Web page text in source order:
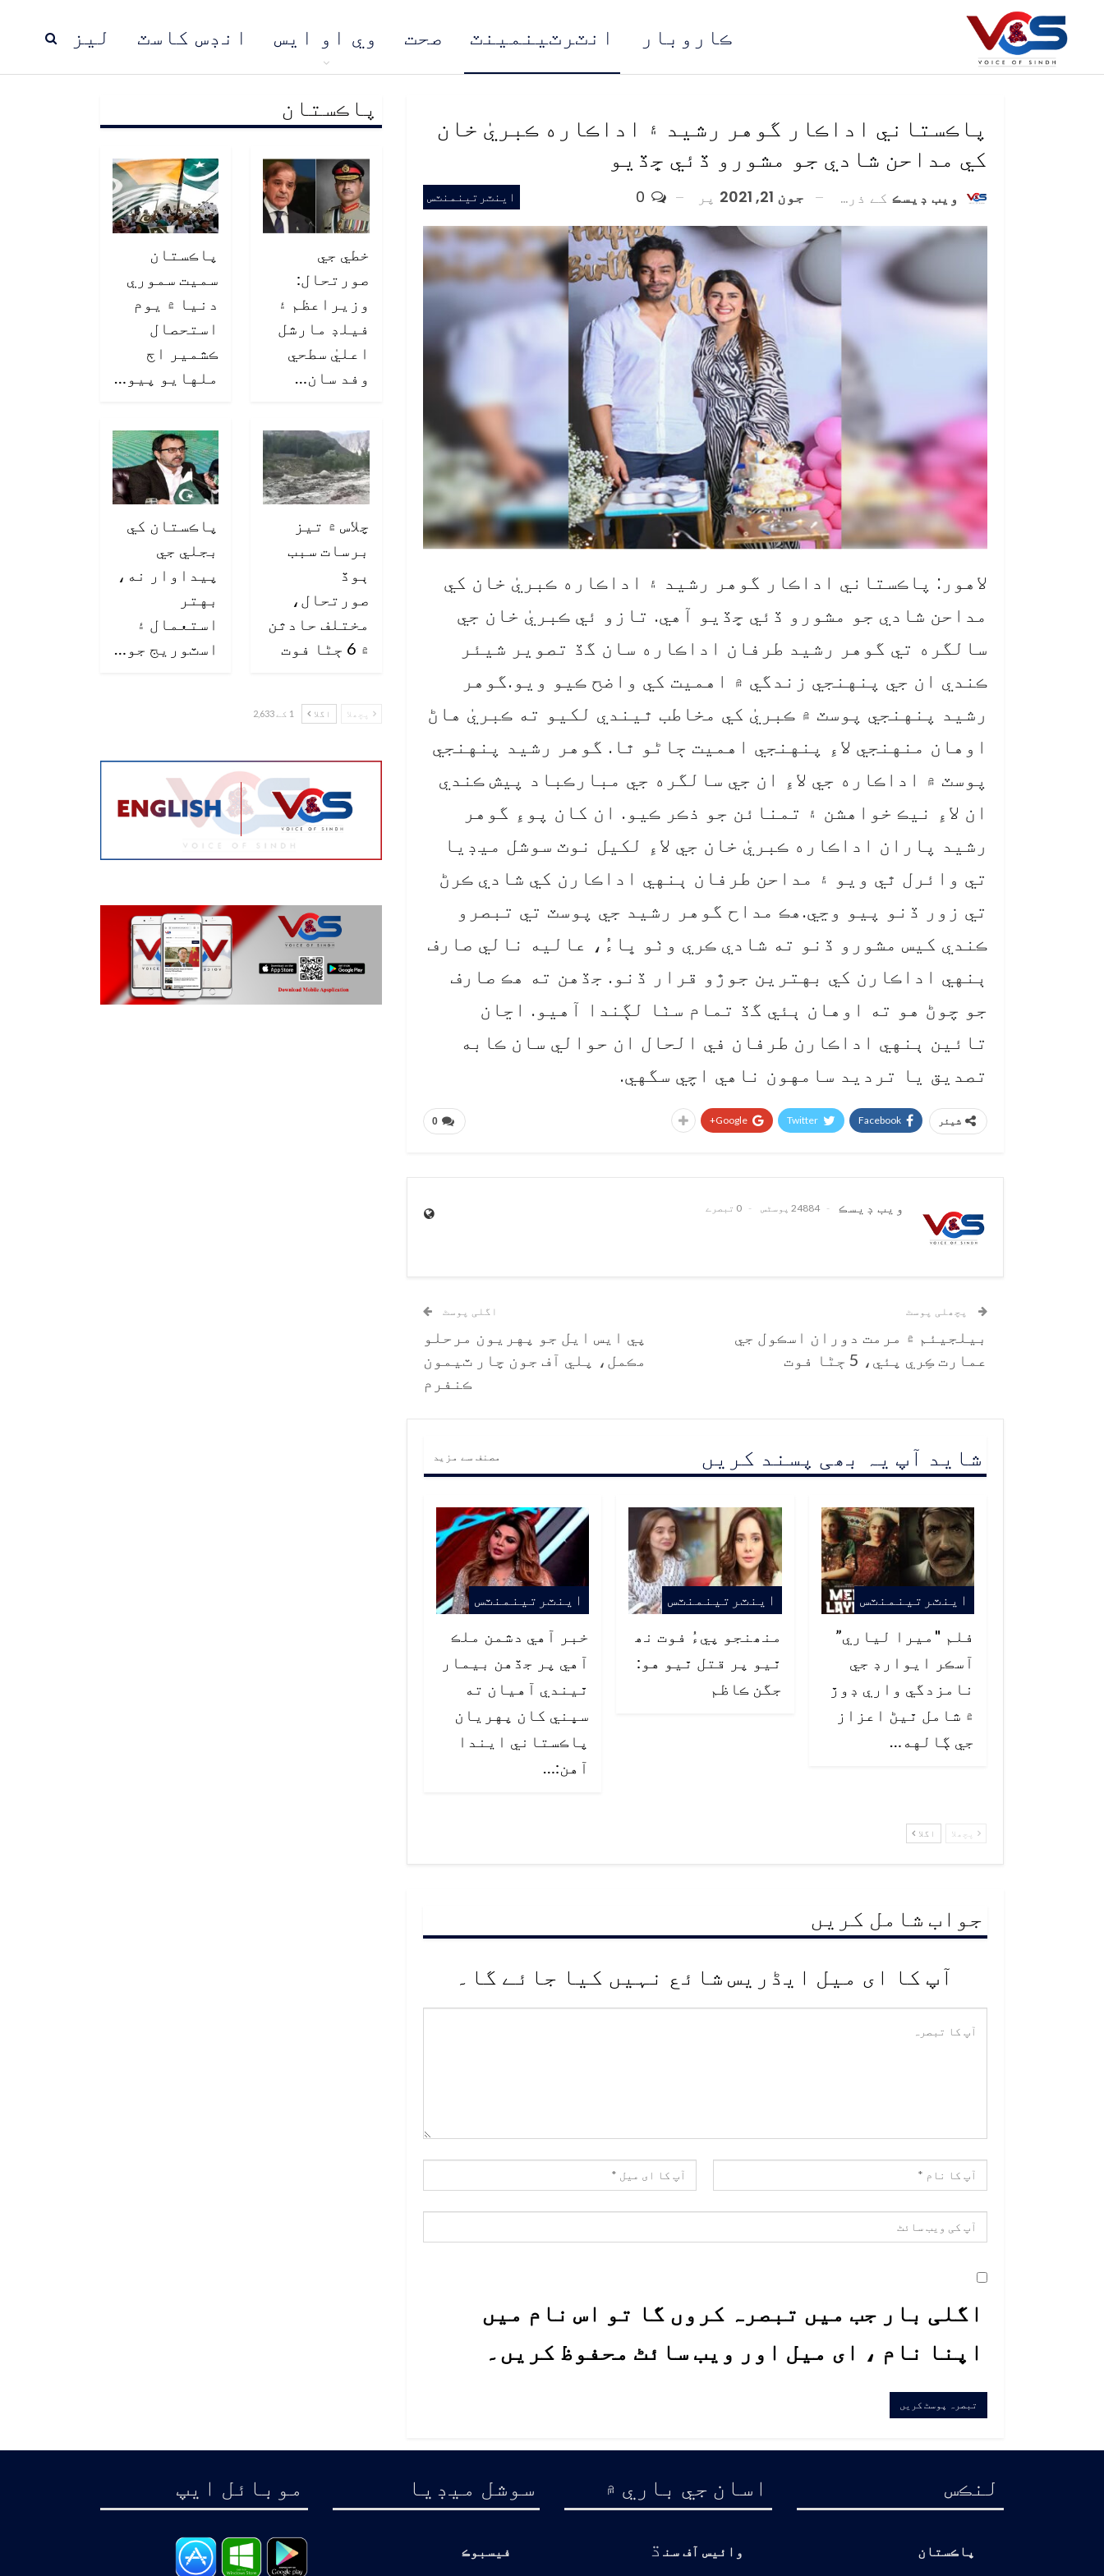
ليز انڊس کاسٽ وي او ايس صحت انٽرٽينمينٽ ڪاروبار
پاڪستان مُنڍ
پاڪستاني اداڪار گوهر رشيد ۽ اداڪاره ڪبريٰ خان
کي مداحن شادي جو مشورو ڏئي ڇڏيو
اينٽرتينمنٽس ويب ڊيسڪ کے ذریعہ جون 21, 2021 پر
لاهور: پاڪستاني اداڪار گوهر رشيد ۽ اداڪاره ڪبريٰ خان کي
مداحن شادي جو مشورو ڏئي ڇڏيو آهي. تازو ئي ڪبريٰ خان جي
سالگره تي گوهر رشيد طرفان اداڪاره سان گڏ تصوير شيئر
ڪندي ان جي پنهنجي زندگي ۾ اهميت کي واضح ڪيو ويو.گوهر
رشيد پنهنجي پوسٽ ۾ ڪبريٰ کي مخاطب ٿيندي لکيو ته ڪبريٰ هاڻ
اوهان منهنجي لاءِ پنهنجي اهميت ڄاڻو ٿا. گوهر رشيد پنهنجي
پوسٽ ۾ اداڪاره جي لاءِ ان جي سالگره جي مبارڪباد پيش ڪندي
ان لاءِ نيڪ خواهشن ۽ تمنائن جو ذڪر ڪيو. ان کان پوءِ گوهر
رشيد پاران اداڪاره ڪبريٰ خان جي لاءِ لکيل نوٽ سوشل ميڊيا
تي وائرل ٿي ويو ۽ مداحن طرفان ٻنهي اداڪارن کي شادي ڪرڻ
تي زور ڏنو پيو وڃي.هڪ مداح گوهر رشيد جي پوسٽ تي تبصرو
ڪندي کيس مشورو ڏنو ته شادي ڪري وٺو ڀاءُ، عاليه نالي صارف
ٻنهي اداڪارن کي بهترين جوڙو قرار ڏنو. جڏهن ته هڪ صارف
جو چوڻ هو ته اوهان ٻئي گڏ تمام سٺا لڳندا آهيو. اڃان
تائين ٻنهي اداڪارن طرفان في الحال ان حوالي سان ڪابه
تصديق يا ترديد سامهون ناهي اچي سگهي.
0 شیئر Facebook
Twitter
Google+
ويب ڊيسڪ 24884 پوسٹس 0 تبصرے
پچھلی پوسٹ
بيلجيئم ۾ مرمت دوران اسڪول جي
عمارت ڪِري پئي، 5 ڄڻا فوت
اگلی پوسٹ
پي ايس ايل جو پهريون مرحلو
مڪمل، پلي آف جون چار ٽيمون
ڪنفرم
شاید آپ یہ بھی پسند کریں مصنف سے مزید
اينٽرتينمنٽس
فلم "ميرا لياري”
آسڪر ايوارڊ جي
نامزدگي واري ڊوڙ
۾ شامل ٿيڻ اعزاز
جي ڳالهه…
اينٽرتينمنٽس
منھنجو پيءُ فوت نھ
ٿيو پر قتل ٿيو هو:
جگن ڪاظم
اينٽرتينمنٽس
خبر آهي دشمن ملڪ
آهي پر جڏهن بيمار
ٿيندي آهيان ته
سڀني کان پهريان
پاڪستاني ايندا
آهن:…
پچھلا اگلا
جواب شامل کریں
آپ کا ای میل ایڈریس شائع نہیں کیا جائے گا۔
اگلی بار جب میں تبصرہ کروں گا تو اس نام میں
اپنا نام ، ای میل اور ویب سائٹ محفوظ کریں۔
پاڪستان
خطي جي
صورتحال:
وزيراعظم ۽
فيلڊ مارشل
اعليٰ سطحي
وفد سان…
پاڪستان
سميت سموري
دنيا ۾ يوم
استحصال
ڪشمير اڄ
ملهايو پيو…
چلاس ۾ تيز
برسات سبب
ٻوڏ
صورتحال،
مختلف حادثن
۾ 6 ڄڻا فوت
پاڪستان کي
بجلي جي
پيداوار نه،
بهتر
استعمال ۽
اسٽوريج جو…
پچھلا اگلا 1 کے 2,633
لنڪس
پاڪستان
اسان جي باري ۾
وائيس آف سن ڌ
سوشل ميڊيا
فيسبوڪ
موبائل ايپ